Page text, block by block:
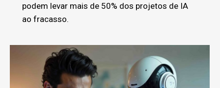
podem levar mais de 50% dos projetos de IA
ao fracasso.